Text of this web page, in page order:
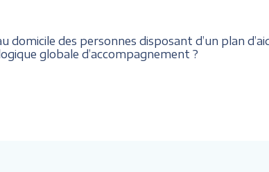
domicile des personnes disposant d’un plan
globale d’accompagnement ?